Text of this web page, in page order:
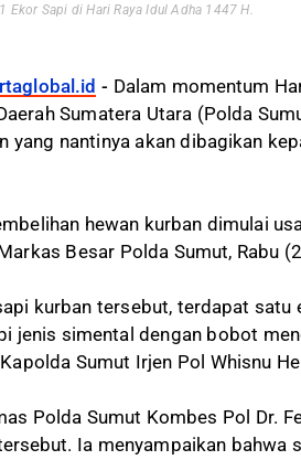
Ekor Sapi di Hari Raya Idul Adha 1447 H.
- Dalam momentum
Sumatera Utara (Polda
yang nantinya akan dibagikan
hewan kurban dimulai
Besar Polda Sumut, Rabu
kurban tersebut, terdapat satu
jenis simental dengan bobot
Sumut Irjen Pol Whisnu
Polda Sumut Kombes Pol Dr.
Ia menyampaikan bahwa